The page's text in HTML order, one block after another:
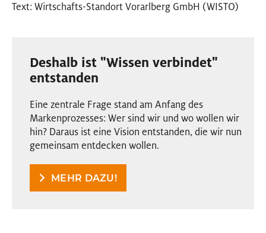
Text: Wirtschafts-Standort Vorarlberg GmbH (WISTO)
Deshalb ist "Wissen verbindet"
entstanden
Eine zentrale Frage stand am Anfang des
Markenprozesses: Wer sind wir und wo wollen wir
hin? Daraus ist eine Vision entstanden, die wir nun
gemeinsam entdecken wollen.
MEHR DAZU!